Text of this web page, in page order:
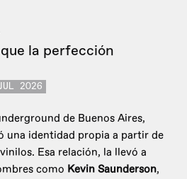
la perfección
2026
de Buenos Aires,
una identidad propia a partir de
Esa relación, la llevó a
como Kevin Saunderson,